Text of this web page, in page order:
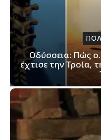
Οδύσσεια: Πώς
έχτισε την Τροία,